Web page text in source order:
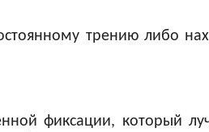
трению либо
фиксации,